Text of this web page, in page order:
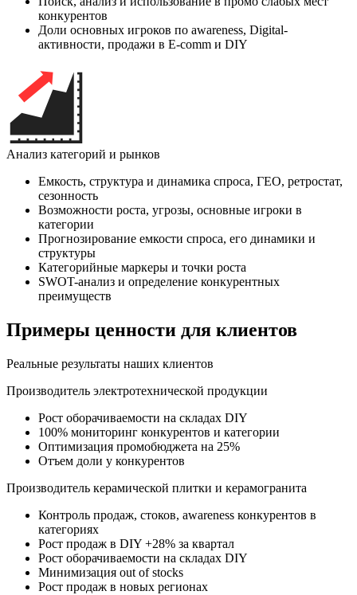
конкурентов
Доли основных игроков по awareness, Digital-
активности, продажи в E-comm и DIY
Анализ категорий и рынков
Емкость, структура и динамика спроса, ГЕО, ретростат,
сезонность
Возможности роста, угрозы, основные игроки в
категории
Прогнозирование емкости спроса, его динамики и
структуры
Категорийные маркеры и точки роста
SWOT-анализ и определение конкурентных
преимуществ
Примеры ценности для клиентов
Реальные результаты наших клиентов
Производитель электротехнической продукции
Рост оборачиваемости на складах DIY
100% мониторинг конкурентов и категории
Оптимизация промобюджета на 25%
Отъем доли у конкурентов
Производитель керамической плитки и керамогранита
Контроль продаж, стоков, awareness конкурентов в
категориях
Рост продаж в DIY +28% за квартал
Рост оборачиваемости на складах DIY
Минимизация out of stocks
Рост продаж в новых регионах